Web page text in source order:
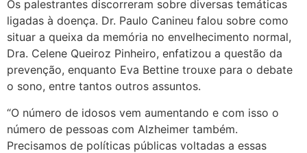
Os palestrantes discorreram sobre diversas temáticas
ligadas à doença. Dr. Paulo Canineu falou sobre como
situar a queixa da memória no envelhecimento normal,
Dra. Celene Queiroz Pinheiro, enfatizou a questão da
prevenção, enquanto Eva Bettine trouxe para o debate
o sono, entre tantos outros assuntos.
“O número de idosos vem aumentando e com isso o
número de pessoas com Alzheimer também.
Precisamos de políticas públicas voltadas a essas